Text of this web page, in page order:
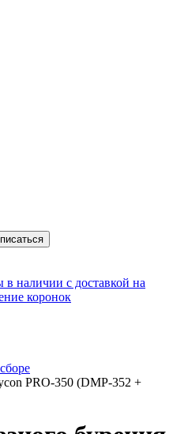
наличии с доставкой на
коронок
PRO-350 (DMP-352 +